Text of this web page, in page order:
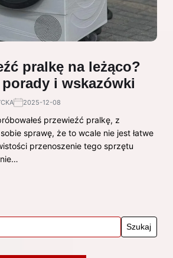
pralkę na leżąco?
i wskazówki
2025-12-08
przewieźć pralkę, z
sprawę, że to wcale nie jest łatwe
przenoszenie tego sprzętu